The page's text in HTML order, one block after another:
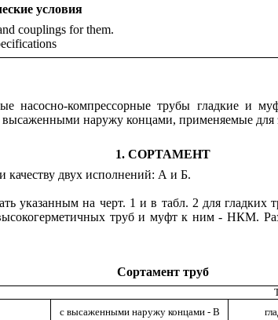
условия
couplings for them.
насосно-компрессорные трубы
наружу концами, применяемые для
1. СОРТАМЕНТ
качеству двух исполнений: А и Б.
указанным на черт. 1 и в табл. 2 для
труб и муфт к ним - НКМ.
Сортамент труб
с высаженными наружу концами - В